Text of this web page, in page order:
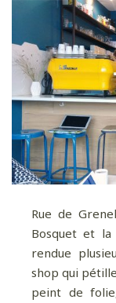
Rue de
Bosquet et la
rendue
shop qui
peint de